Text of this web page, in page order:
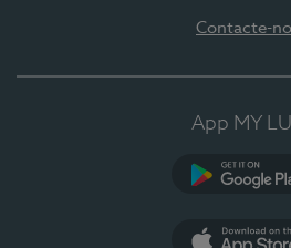
Contacte-
App MY